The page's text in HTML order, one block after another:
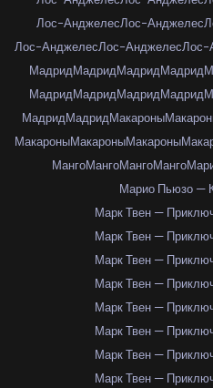
Лос-АнджелесЛос-Анджелес
Лос-АнджелесЛос-АнджелесЛос-
МадридМадридМадридМадрид
МадридМадридМадридМадрид
МадридМадридМакароны
МакароныМакароныМакароны
МангоМангоМангоМанго
Марио Пьюзо —
Марк Твен —
Марк Твен —
Марк Твен —
Марк Твен —
Марк Твен —
Марк Твен —
Марк Твен —
Марк Твен —